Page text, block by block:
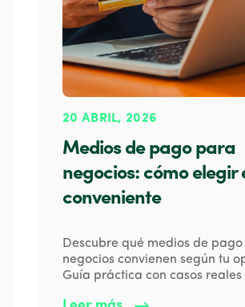
20 ABRIL, 2026
Medios de pago para
negocios: cómo elegir
conveniente
Descubre qué medios de
negocios convienen según tu
Guía práctica con casos reales